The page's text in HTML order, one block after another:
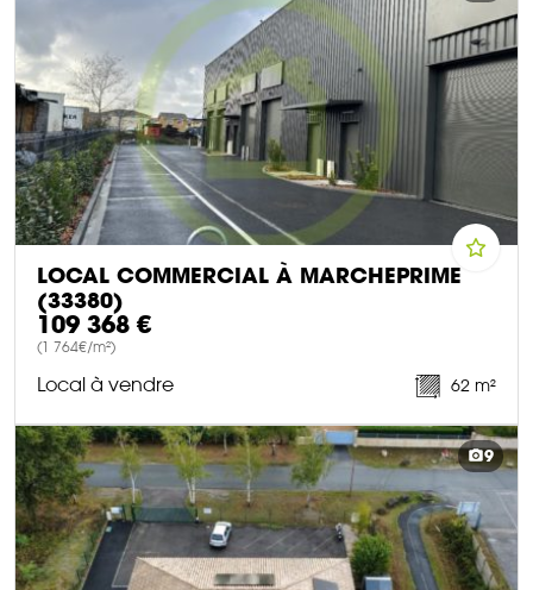
LOCAL COMMERCIAL À MARCHEPRIME
(33380)
109 368 €
(1 764€/m²)
Local à vendre 62 m²
DÉCOUVRIR CE BIEN
9